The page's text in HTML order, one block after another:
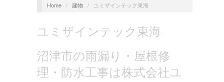
Home / 建物 / ユミザインテック東海
ユミザインテック東海
沼津市の雨漏り・屋根修
理・防水工事は株式会社ユ